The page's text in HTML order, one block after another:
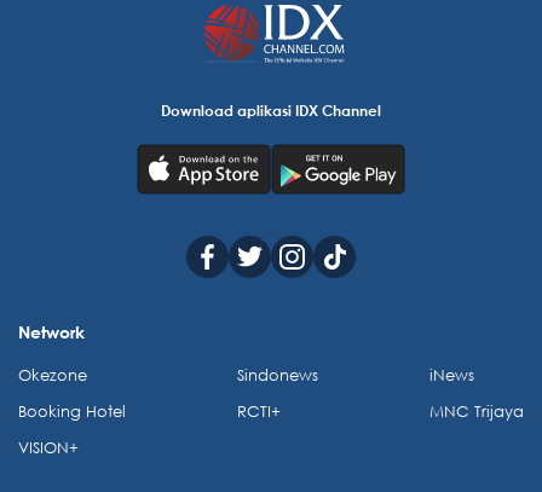
Download aplikasi IDX Channel
Network
Okezone
Booking Hotel
VISION+
Sindonews
RCTI+
iNews
MNC Trijaya